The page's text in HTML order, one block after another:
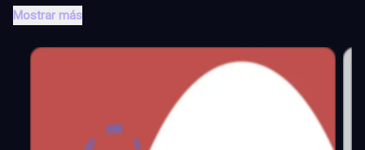
Mostrar más